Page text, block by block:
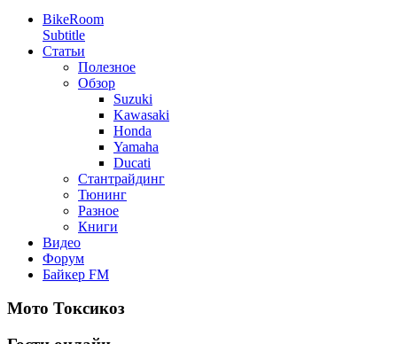
BikeRoom
Subtitle
Статьи
Полезное
Обзор
Suzuki
Kawasaki
Honda
Yamaha
Ducati
Стантрайдинг
Тюнинг
Разное
Книги
Видео
Форум
Байкер FM
Мото Токсикоз